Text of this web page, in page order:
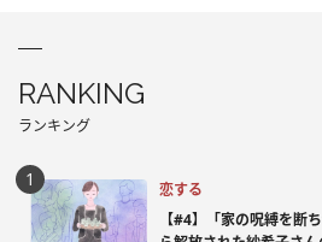
RANKING
ランキング
恋する
【#4】「家の呪縛を断